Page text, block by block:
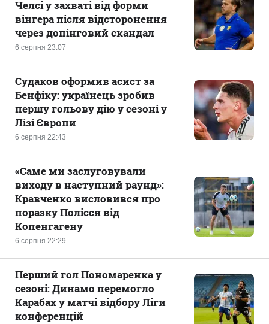
6 серпня 23:07
Челсі у захваті від форми
вінгера після відсторонення
через допінговий скандал
6 серпня 22:43
Судаков оформив асист за
Бенфіку: українець зробив
першу гольову дію у сезоні у
Лізі Європи
6 серпня 22:29
«Саме ми заслуговували
виходу в наступний раунд»:
Кравченко висловився про
поразку Полісся від
Копенгагену
Перший гол Пономаренка у
сезоні: Динамо перемогло
Карабах у матчі відбору Ліги
конференцій